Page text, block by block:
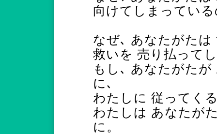
向けてしまってい
なぜ､ あなたがたは
救いを 売り払って
もし､ あなたがた
に､
わたしに 従ってく
わたしは あなたが
に。